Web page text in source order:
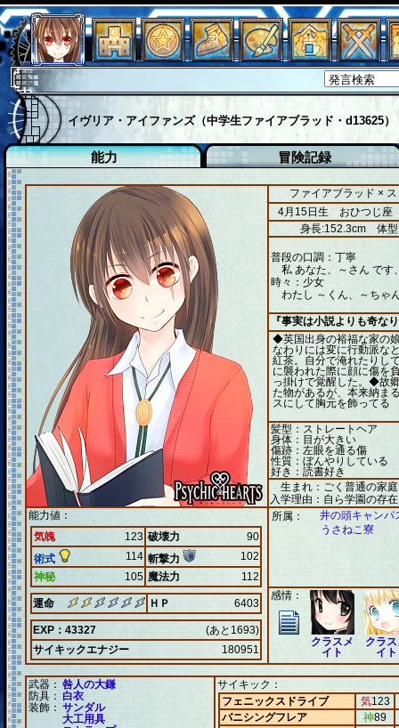
イヴリア・アイファンズ（中学生ファイアブラッド・d13625）
能力 冒険記録
ファイアブラッド ×
4月15日生 おひつじ座
身長:152.3cm 体型
普段の口調：丁寧
私 あなた、～さん です
時々：少女
わたし ～くん、～ちゃ
『事実は小説よりも奇な
◆英国出身の裕福な家の
なわりには変に行動派な
紅茶。自分で淹れたりし
に襲われた際に顔に傷を
っ掛けで覚醒した。◆故
た物があるが、本来納ま
スにして胸元を飾ってる
髪型：ストレートヘア
身体：目が大きい
傷跡：左眼を通る傷
性質：ぼんやりしている
好き：読書好き
生まれ：ごく普通の家
入学理由：自ら学園の存
能力値：
気魄
123 破壊力
90
術式
114 斬撃力
102
神秘
105 魔法力 112
運命 ＨＰ 6403
EXP：43327
(あと1693)
サイキックエナジー
180951
所属：
井の頭キャン
うさねこ寮
感情：
クラスメ
イト
クラ
イト
武器： 咎人の大鎌
防具： 白衣
装飾： サンダル
大工用具
サイキック：
フェニックスドライブ
気123
バニシングフレア
神89